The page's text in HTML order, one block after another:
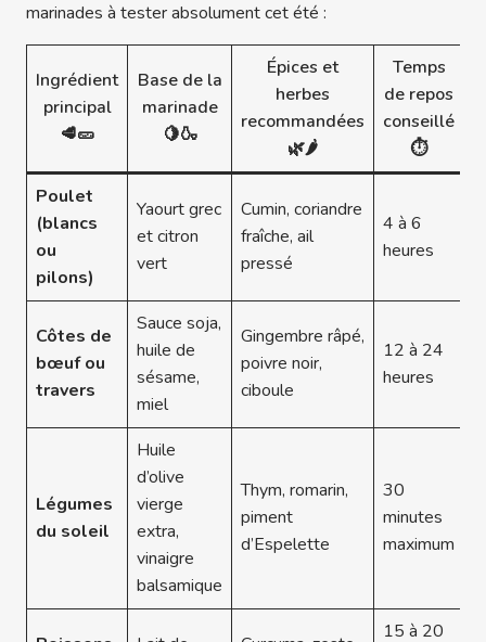
marinades à tester absolument cet été :
Ingrédient
principal
🥩🥒
Base de la
marinade
🍋🍶
Épices et
herbes
recommandées
🌿🌶️
Temps
de repos
conseillé
⏱️
Poulet
(blancs
ou
pilons)
Yaourt grec
et citron
vert
Cumin, coriandre
fraîche, ail
pressé
4 à 6
heures
Côtes de
bœuf ou
travers
Sauce soja,
huile de
sésame,
miel
Gingembre râpé,
poivre noir,
ciboule
12 à 24
heures
Légumes
du soleil
Huile
d’olive
vierge
extra,
vinaigre
balsamique
Thym, romarin,
piment
d’Espelette
30
minutes
maximum
15 à 20